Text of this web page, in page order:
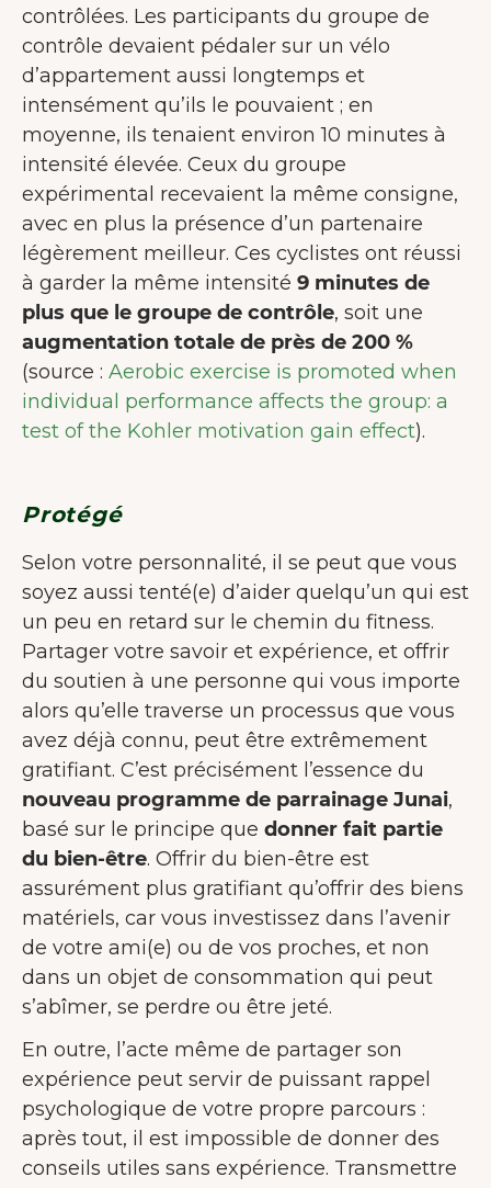
contrôlées. Les participants du groupe de
contrôle devaient pédaler sur un vélo
d’appartement aussi longtemps et
intensément qu’ils le pouvaient ; en
moyenne, ils tenaient environ 10 minutes à
intensité élevée. Ceux du groupe
expérimental recevaient la même consigne,
avec en plus la présence d’un partenaire
légèrement meilleur. Ces cyclistes ont réussi
à garder la même intensité 9 minutes de
plus que le groupe de contrôle, soit une
augmentation totale de près de 200 %
(source : Aerobic exercise is promoted when
individual performance affects the group: a
test of the Kohler motivation gain effect).
Protégé
Selon votre personnalité, il se peut que vous
soyez aussi tenté(e) d’aider quelqu’un qui est
un peu en retard sur le chemin du fitness.
Partager votre savoir et expérience, et offrir
du soutien à une personne qui vous importe
alors qu’elle traverse un processus que vous
avez déjà connu, peut être extrêmement
gratifiant. C’est précisément l’essence du
nouveau programme de parrainage Junai,
basé sur le principe que donner fait partie
du bien-être. Offrir du bien-être est
assurément plus gratifiant qu’offrir des biens
matériels, car vous investissez dans l’avenir
de votre ami(e) ou de vos proches, et non
dans un objet de consommation qui peut
s’abîmer, se perdre ou être jeté.
En outre, l’acte même de partager son
expérience peut servir de puissant rappel
psychologique de votre propre parcours :
après tout, il est impossible de donner des
conseils utiles sans expérience. Transmettre
BIENVENUE CHEZ JUNAIU.
Nous utilisons des cookies sur notre
site web afin d'améliorer l'expérience